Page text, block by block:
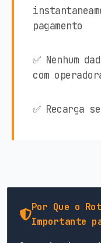
pagamento
✅ Nenhum
com
✅ Recarga
Por Que o
Importante